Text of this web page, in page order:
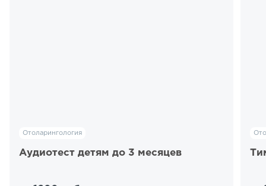
Отоларингология
Аудиотест детям до 3 месяцев